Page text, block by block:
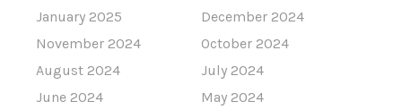
January 2025
December 2024
November 2024
October 2024
August 2024
July 2024
June 2024
May 2024